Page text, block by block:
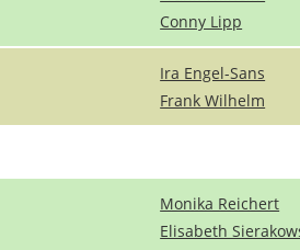
Conny Lipp
Ira Engel-Sans
Frank Wilhelm
Monika Reichert
Elisabeth